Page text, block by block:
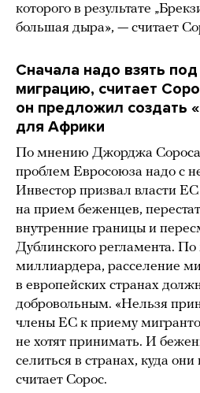
которого в результате
большая дыра», — считает
Сначала надо взять
миграцию, считает
он предложил создать
для Африки
По мнению Джорджа
проблем Евросоюза надо с
Инвестор призвал власти
на прием беженцев,
внутренние границы и
Дублинского регламента.
миллиардера, расселение
в европейских странах
добровольным. «Нельзя
члены ЕС к приему
не хотят принимать. И
селиться в странах, куда они
считает Сорос.